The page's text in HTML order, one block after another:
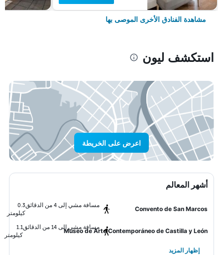
مشاهدة الفنادق الأخرى الموصى بها
استكشف ليون
اعرض على الخريطة
أشهر المعالم
Convento de San Marcos
مسافة مشي إلى 4 من الدقائق
0.3
كيلومتر
Museo de Arte Contemporáneo de Castilla y León
مسافة مشي إلى 14 من الدقائق
1.1
كيلومتر
إظهار المزيد